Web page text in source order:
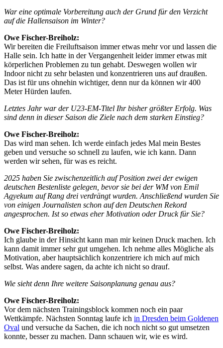
War eine optimale Vorbereitung auch der Grund für den Verzicht
auf die Hallensaison im Winter?
Owe Fischer-Breiholz:
Wir bereiten die Freiluftsaison immer etwas mehr vor und lassen die
Halle sein. Ich hatte in der Vergangenheit leider immer etwas mit
körperlichen Problemen zu tun gehabt. Deswegen wollen wir
Indoor nicht zu sehr belasten und konzentrieren uns auf draußen.
Das ist für uns ohnehin wichtiger, denn nur da können wir 400
Meter Hürden laufen.
Letztes Jahr war der U23-EM-Titel Ihr bisher größter Erfolg. Was
sind denn in dieser Saison die Ziele nach dem starken Einstieg?
Owe Fischer-Breiholz:
Das wird man sehen. Ich werde einfach jedes Mal mein Bestes
geben und versuche so schnell zu laufen, wie ich kann. Dann
werden wir sehen, für was es reicht.
2025 haben Sie zwischenzeitlich auf Position zwei der ewigen
deutschen Bestenliste gelegen, bevor sie bei der WM von Emil
Agyekum auf Rang drei verdrängt wurden. Anschließend wurden Sie
von einigen Journalisten schon auf den Deutschen Rekord
angesprochen. Ist so etwas eher Motivation oder Druck für Sie?
Owe Fischer-Breiholz:
Ich glaube in der Hinsicht kann man mir keinen Druck machen. Ich
kann damit immer sehr gut umgehen. Ich nehme alles Mögliche als
Motivation, aber hauptsächlich konzentriere ich mich auf mich
selbst. Was andere sagen, da achte ich nicht so drauf.
Wie sieht denn Ihre weitere Saisonplanung genau aus?
Owe Fischer-Breiholz:
Vor dem nächsten Trainingsblock kommen noch ein paar
Wettkämpfe. Nächsten Sonntag laufe ich in Dresden beim Goldenen
Oval und versuche da Sachen, die ich noch nicht so gut umsetzen
konnte, besser zu machen. Dann schauen wir, wie es wird.